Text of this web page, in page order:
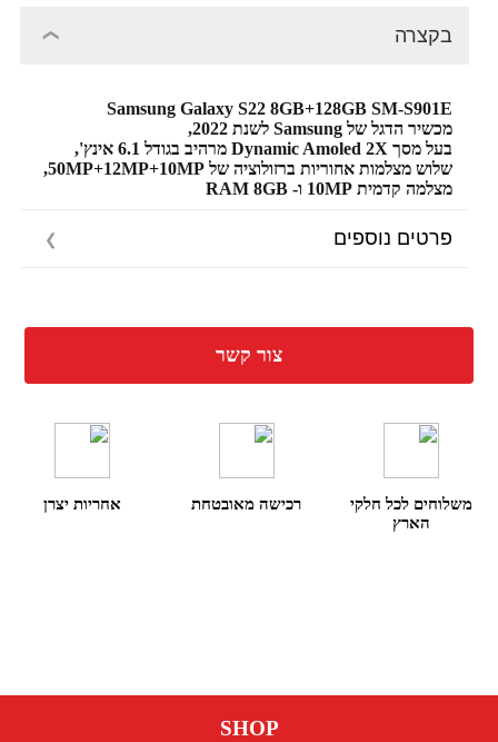
בקצרה
Samsung Galaxy S22 8GB+128GB SM-S901E
מכשיר הדגל של Samsung לשנת 2022,
בעל מסך Dynamic Amoled 2X מרהיב בגודל 6.1 אינץ',
שלוש מצלמות אחוריות ברזולוציה של 50MP+12MP+10MP,
מצלמה קדמית 10MP ו- RAM 8GB
פרטים נוספים
צור קשר
משלוחים לכל חלקי
הארץ
רכישה מאובטחת אחריות יצרן
SHOP